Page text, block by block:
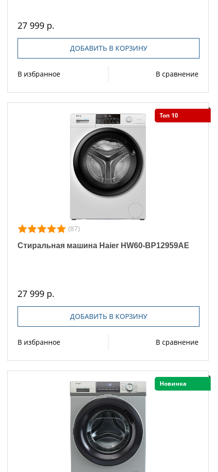
27 999 р.
ДОБАВИТЬ В КОРЗИНУ
В избранное В сравнение
Топ 10
(87)
Стиральная машина Haier HW60-BP12959AE
27 999 р.
ДОБАВИТЬ В КОРЗИНУ
В избранное В сравнение
Новинка